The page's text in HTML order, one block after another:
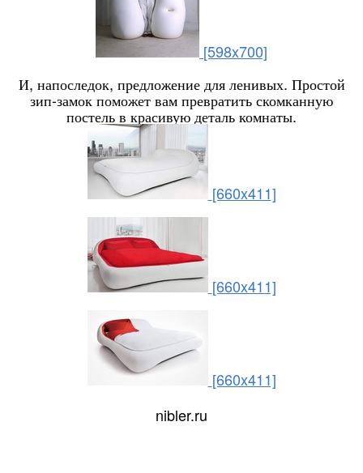
[598x700]
И, напоследок, предложение для ленивых. Простой
зип-замок поможет вам превратить скомканную
постель в красивую деталь комнаты.
[660x411]
[660x411]
[660x411]
nibler.ru